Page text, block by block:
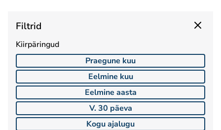
Filtrid
Kiirpäringud
Praegune kuu
Eelmine kuu
Eelmine aasta
V. 30 päeva
Kogu ajalugu